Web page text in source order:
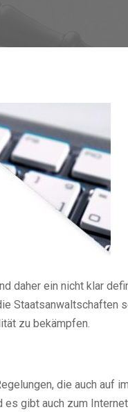
daher ein nicht klar
Staatsanwaltschaften
zu bekämpfen.
die auch auf
gibt auch zum